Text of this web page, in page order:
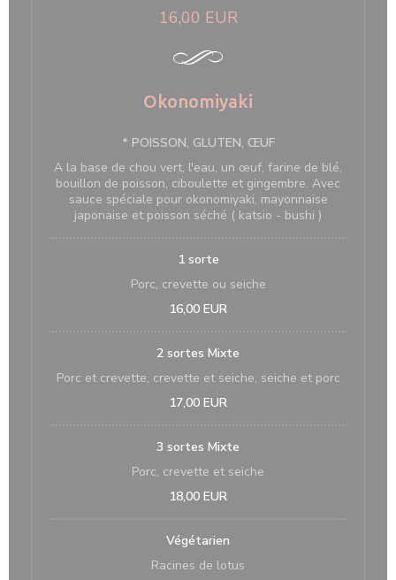
16,00 EUR
Okonomiyaki
* POISSON, GLUTEN, ŒUF
A la base de chou vert, l'eau, un œuf, farine de blé,
bouillon de poisson, ciboulette et gingembre. Avec
sauce spéciale pour okonomiyaki, mayonnaise
japonaise et poisson séché ( katsio - bushi )
1 sorte
Porc, crevette ou seiche
16,00 EUR
2 sortes Mixte
Porc et crevette, crevette et seiche, seiche et porc
17,00 EUR
3 sortes Mixte
Porc, crevette et seiche
18,00 EUR
Végétarien
Racines de lotus